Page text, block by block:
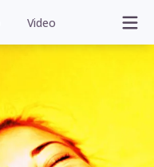
Video